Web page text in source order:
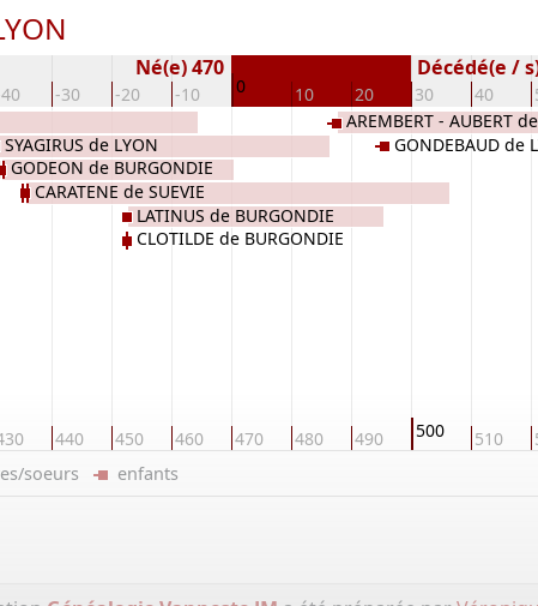
-30 -20 -10 0 10 20 30 40
Né(e) 470 Décédé(e /
440 450 460 470 480 490 500 510
SYAGIRUS de LYON
GODEON de BURGONDIE
CARATENE de SUEVIE
LATINUS de BURGONDIE
CLOTILDE de BURGONDIE
AREMBERT - AUBERT
GONDEBAUD de
soeurs enfants